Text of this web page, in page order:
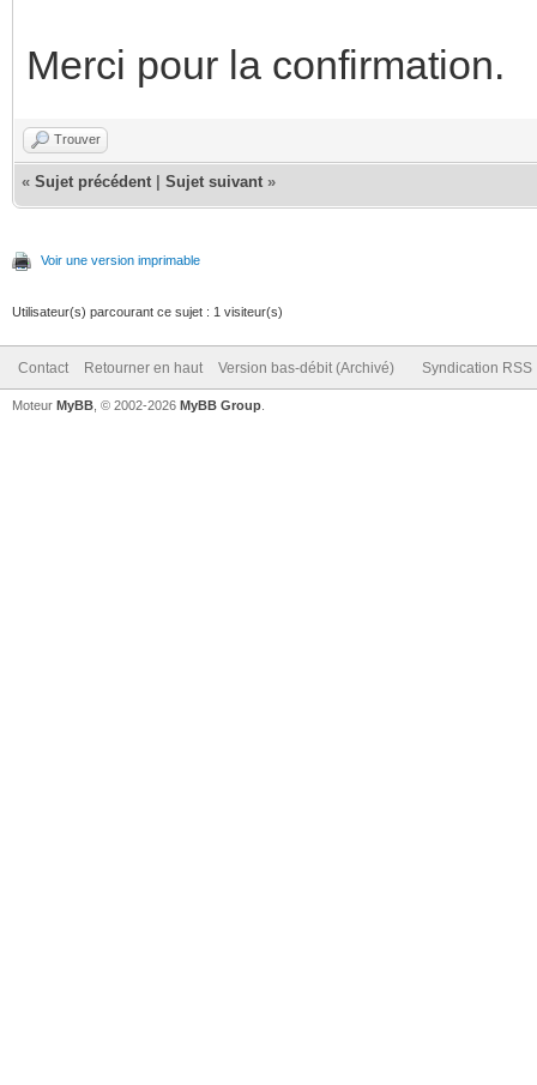
Merci pour la confirmation.
Trouver
« Sujet précédent Sujet suivant »
Voir une version imprimable
Utilisateur(s) parcourant ce sujet : 1 visiteur(s)
Contact Retourner en haut Version bas-débit (Archivé) Syndication RSS
Moteur MyBB , © 2002-2026 MyBB Group